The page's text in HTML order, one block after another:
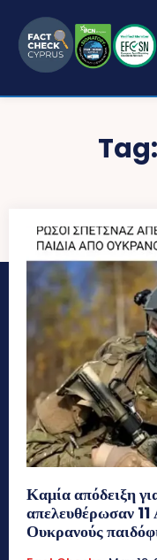
Tag:
Καμία απόδειξη
απελευθέρωσαν
Ουκρανούς